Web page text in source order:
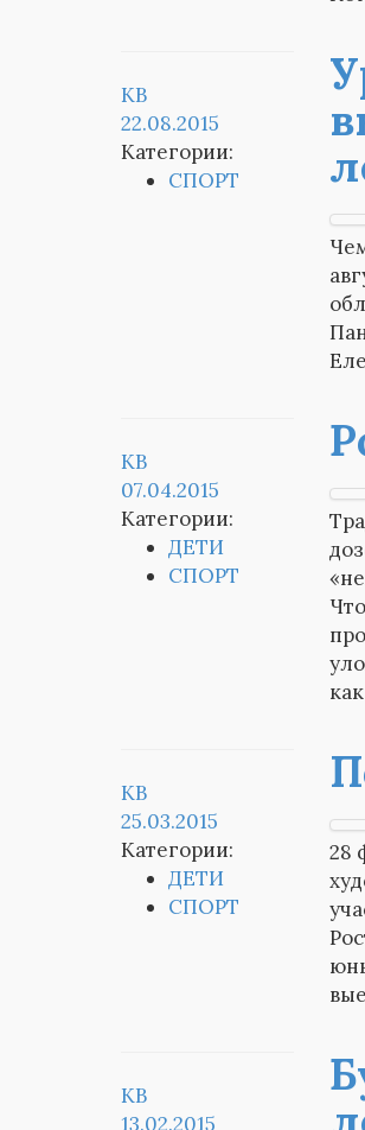
KB
22.08.2015
Категории:
СПОРТ
KB
07.04.2015
Категории:
ДЕТИ
СПОРТ
KB
25.03.2015
Категории:
ДЕТИ
СПОРТ
28
KB
13.02.2015